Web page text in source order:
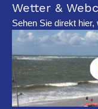
Wetter &
Sehen Sie direkt